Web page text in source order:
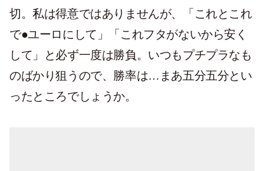
切。私は得意ではありませんが、「これとこれ
で●ユーロにして」「これフタがないから安く
して」と必ず一度は勝負。いつもプチプラなも
のばかり狙うので、勝率は…まあ五分五分とい
ったところでしょうか。